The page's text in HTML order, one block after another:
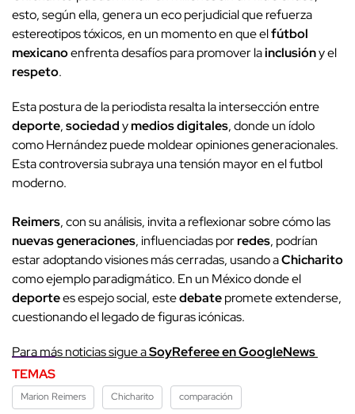
esto, según ella, genera un eco perjudicial que refuerza
estereotipos tóxicos, en un momento en que elfútbol
mexicanoenfrenta desafíos para promover lainclusióny el
respeto.
Esta postura de la periodista resalta la intersección entre
deporte,sociedadymedios digitales, donde un ídolo
como Hernández puede moldear opiniones generacionales.
Esta controversia subraya una tensión mayor en el futbol
moderno.
Reimers, con su análisis, invita a reflexionar sobre cómo las
nuevas generaciones, influenciadas porredes, podrían
estar adoptando visiones más cerradas, usando aChicharito
como ejemplo paradigmático. En un México donde el
deportees espejo social, estedebatepromete extenderse,
cuestionando el legado de figuras icónicas.
Para más noticias sigue aSoyReferee en GoogleNews
TEMAS
Marion Reimers Chicharito comparación